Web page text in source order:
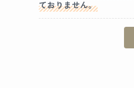
ておりません。